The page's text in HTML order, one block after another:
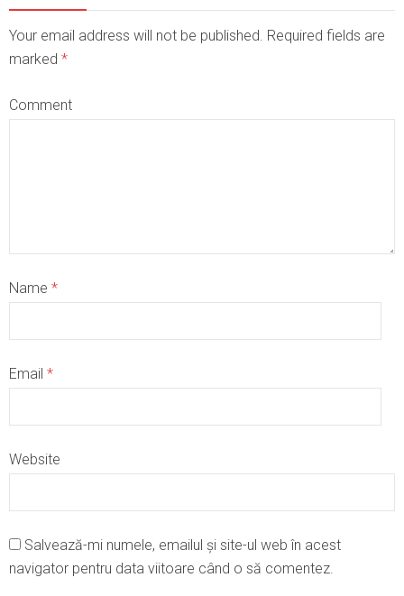
Your email address will not be published. Required fields are
marked *
Comment
Name *
Email *
Website
Salvează-mi numele, emailul și site-ul web în acest
navigator pentru data viitoare când o să comentez.